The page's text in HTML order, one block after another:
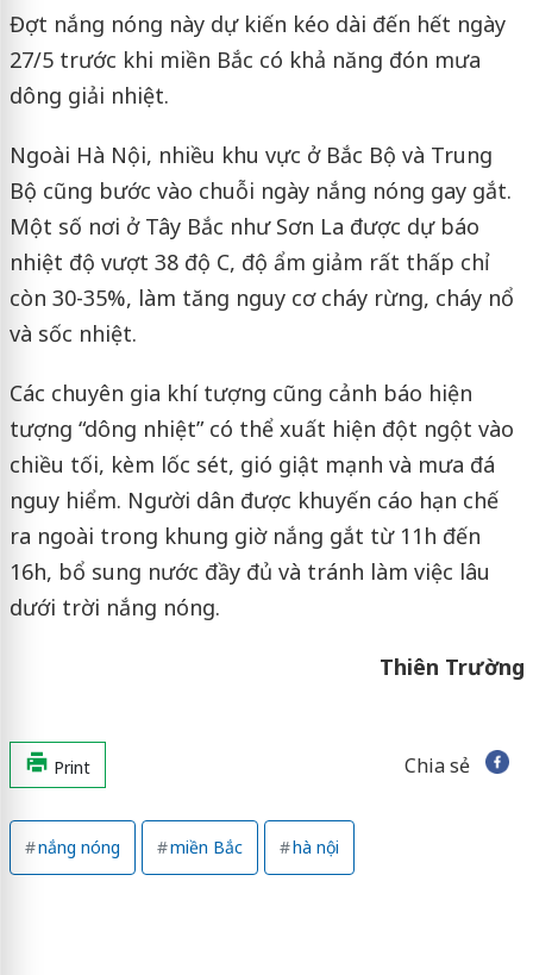
Đợt nắng nóng này dự kiến kéo dài đến hết ngày
27/5 trước khi miền Bắc có khả năng đón mưa
dông giải nhiệt.
Ngoài Hà Nội, nhiều khu vực ở Bắc Bộ và Trung
Bộ cũng bước vào chuỗi ngày nắng nóng gay gắt.
Một số nơi ở Tây Bắc như Sơn La được dự báo
nhiệt độ vượt 38 độ C, độ ẩm giảm rất thấp chỉ
còn 30-35%, làm tăng nguy cơ cháy rừng, cháy nổ
và sốc nhiệt.
Các chuyên gia khí tượng cũng cảnh báo hiện
tượng “dông nhiệt” có thể xuất hiện đột ngột vào
chiều tối, kèm lốc sét, gió giật mạnh và mưa đá
nguy hiểm. Người dân được khuyến cáo hạn chế
ra ngoài trong khung giờ nắng gắt từ 11h đến
16h, bổ sung nước đầy đủ và tránh làm việc lâu
dưới trời nắng nóng.
Thiên Trường
Print Chia sẻ
nắng nóng miền Bắc hà nội